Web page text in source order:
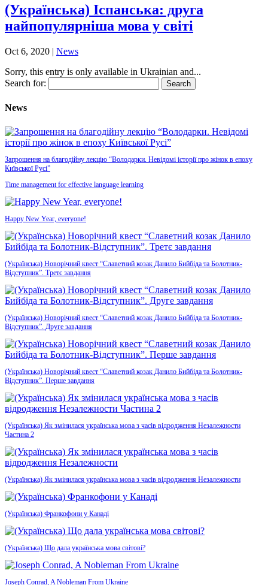
(Українська) Іспанська: друга
найпопулярніша мова у світі
Oct 6, 2020 | News
Sorry, this entry is only available in Ukrainian and...
Search for:
News
Запрошення на благодійну лекцію “Володарки. Невідомі історії про жінок в епоху
Київської Русі”
Time management for effective language learning
Happy New Year, everyone!
(Українська) Новорічний квест “Славетний козак Данило Бийбіда та Болотник-
Відступник”. Третє завдання
(Українська) Новорічний квест “Славетний козак Данило Бийбіда та Болотник-
Відступник”. Друге завдання
(Українська) Новорічний квест “Славетний козак Данило Бийбіда та Болотник-
Відступник”. Перше завдання
(Українська) Як змінилася українська мова з часів відродження Незалежности
Частина 2
(Українська) Як змінилася українська мова з часів відродження Незалежности
(Українська) Франкофони у Канаді
(Українська) Що дала українська мова світові?
Joseph Conrad, A Nobleman From Ukraine